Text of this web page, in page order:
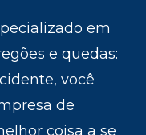
em
e quedas:
você
de
coisa a se